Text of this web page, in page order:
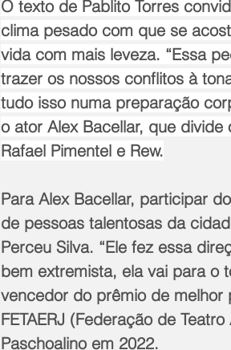
O texto de Pablito Torres
clima pesado com que se
vida com mais leveza. “Essa
trazer os nossos conflitos à
tudo isso numa preparação
o ator Alex Bacellar, que
Rafael Pimentel e Rew.
Para Alex Bacellar, participar
de pessoas talentosas da
Perceu Silva. “Ele fez essa
bem extremista, ela vai para o
vencedor do prêmio de melhor
FETAERJ (Federação de
Paschoalino em 2022.